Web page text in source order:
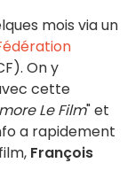
mois via un
On y
cette
Le Film" et
a rapidement
François